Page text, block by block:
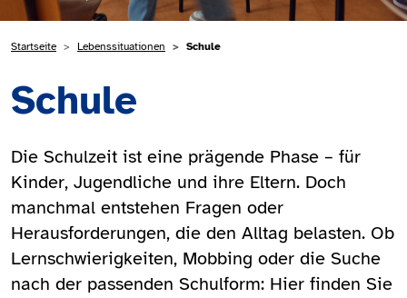
Pfadnavigation
Startseite Lebenssituationen Schule
Schule
Die Schulzeit ist eine prägende Phase – für
Kinder, Jugendliche und ihre Eltern. Doch
manchmal entstehen Fragen oder
Herausforderungen, die den Alltag belasten. Ob
Lernschwierigkeiten, Mobbing oder die Suche
nach der passenden Schulform: Hier finden Sie